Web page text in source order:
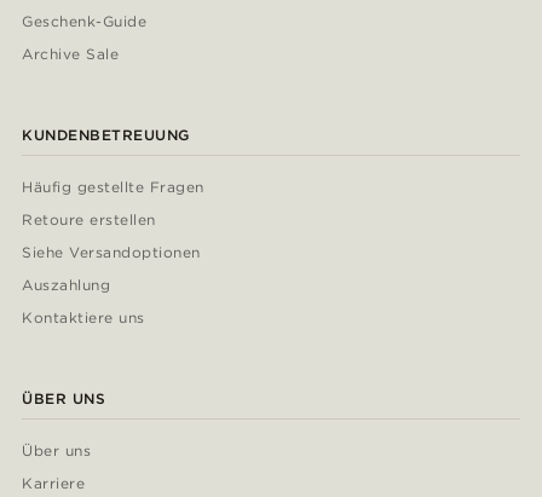
Geschenk-Guide
Archive Sale
KUNDENBETREUUNG
Häufig gestellte Fragen
Retoure erstellen
Siehe Versandoptionen
Auszahlung
Kontaktiere uns
ÜBER UNS
Über uns
Karriere